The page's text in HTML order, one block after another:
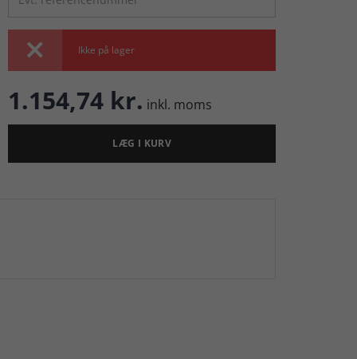
 Ikke på lager
1.154,74 kr. inkl. moms
LÆG I KURV